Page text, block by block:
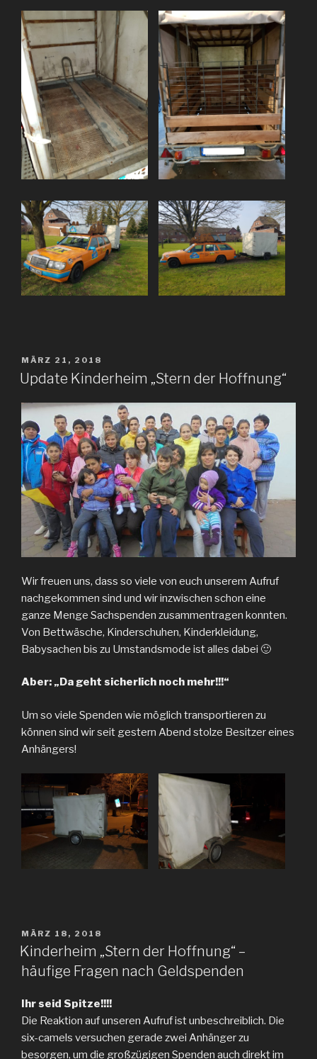
VERÖFFENTLICHT
AM
MÄRZ 21, 2018
Update Kinderheim „Stern der Hoffnung“
Wir freuen uns, dass so viele von euch unserem Aufruf
nachgekommen sind und wir inzwischen schon eine
ganze Menge Sachspenden zusammentragen konnten.
Von Bettwäsche, Kinderschuhen, Kinderkleidung,
Babysachen bis zu Umstandsmode ist alles dabei 🙂
Aber: „Da geht sicherlich noch mehr!!!“
Um so viele Spenden wie möglich transportieren zu
können sind wir seit gestern Abend stolze Besitzer eines
Anhängers!
VERÖFFENTLICHT
AM
MÄRZ 18, 2018
Kinderheim „Stern der Hoffnung“ –
häufige Fragen nach Geldspenden
Ihr seid Spitze!!!!
Die Reaktion auf unseren Aufruf ist unbeschreiblich. Die
six-camels versuchen gerade zwei Anhänger zu
besorgen, um die großzügigen Spenden auch direkt im